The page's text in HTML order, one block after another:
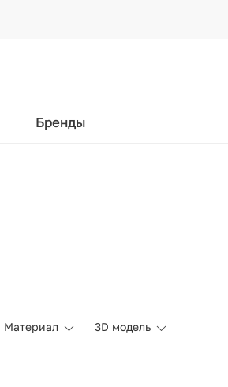
Бренды
Материал 3D модель